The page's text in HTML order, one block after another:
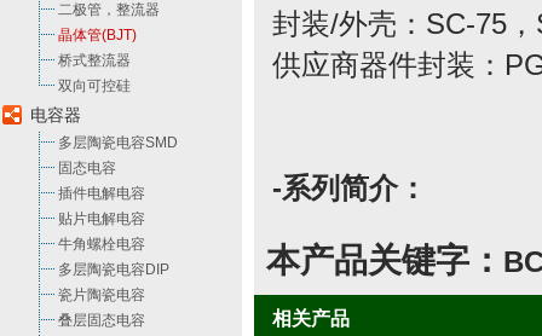
二极管，整流器
晶体管(BJT)
桥式整流器
双向可控硅
电容器
多层陶瓷电容SMD
固态电容
插件电解电容
贴片电解电容
牛角螺栓电容
多层陶瓷电容DIP
瓷片陶瓷电容
叠层固态电容
封装/外壳：SC-75
供应商器件封装：
-系列简介：
本产品关键字：
相关产品